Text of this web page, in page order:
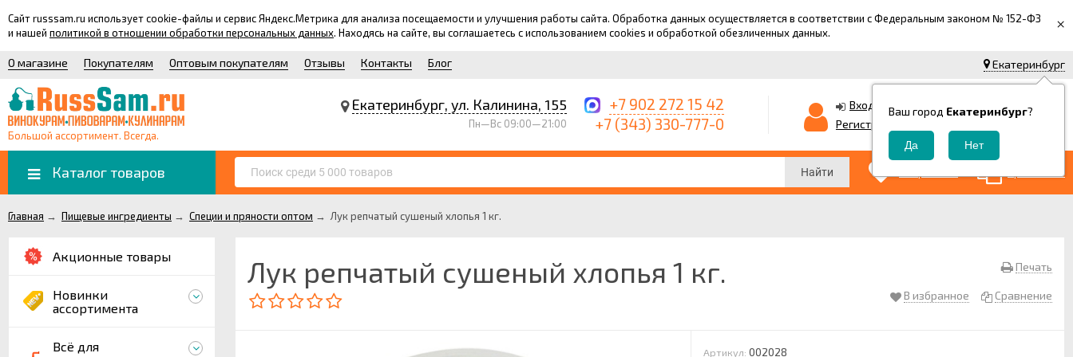
Сайт russsam.ru использует cookie-файлы и сервис Яндекс.Метрика для анализа посещаемости и улучшения работы сайта. Обработка данных осуществляется в соответствии с Федеральным законом № 152-ФЗ
и нашей политикой в отношении обработки персональных данных. Находясь на сайте, вы соглашаетесь с использованием cookies и обработкой обезличенных данных. ×
Екатеринбург
Ваш город Екатеринбург?
О магазине Покупателям Оптовым покупателям Отзывы Контакты Блог
Большой ассортимент. Всегда.
Екатеринбург, ул. Калинина, 155
Пн—Вс 09:00—21:00
+7 902 272 15 42
+7 (343) 330-777-0
Вход
Регистрация
Корзина
0
Каталог товаров Найти Сравнение
Главная → Пищевые ингредиенты → Специи и пряности оптом → Лук репчатый сушеный хлопья 1 кг.
Акционные товары
Новинки
ассортимента
Всё для
Печать
Лук репчатый сушеный хлопья 1 кг.
В избранное Сравнение
Артикул: 002028